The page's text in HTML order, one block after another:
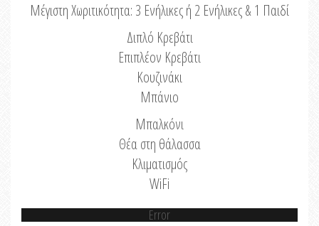
Μέγιστη Χωριτικότητα: 3 Ενήλικες ή 2 Ενήλικες & 1 Παιδί
Διπλό Κρεβάτι
Επιπλέον Κρεβάτι
Κουζινάκι
Μπάνιο
Μπαλκόνι
Θέα στη θάλασσα
Κλιματισμός
WiFi
Error